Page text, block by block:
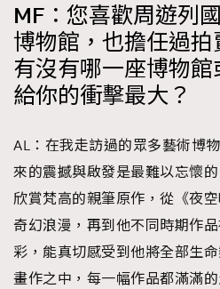
MF：您喜歡周遊列
博物館，也擔任過拍
有沒有哪一座博物
給你的衝擊最大？
AL：在我走訪過的眾多藝術博
來的震撼與啟發是最難以忘懷
欣賞梵高的親筆原作，從《夜
奇幻浪漫，再到他不同時期作
彩，能真切感受到他將全部生
畫作之中，每一幅作品都滿滿